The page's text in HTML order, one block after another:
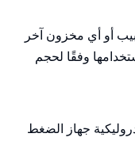
أو أي مخزون آخر
وفقًا لحجم
جهاز الضغط